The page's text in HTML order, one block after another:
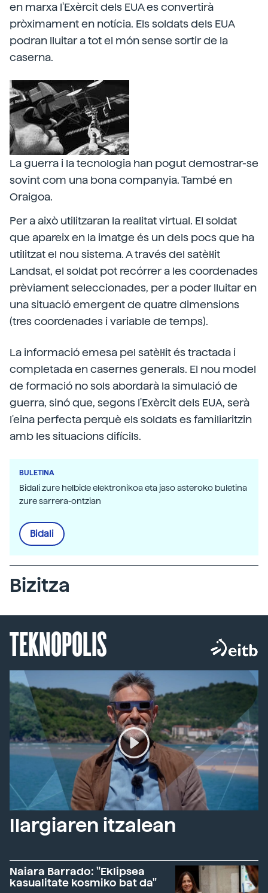
en marxa l'Exèrcit dels EUA es convertirà
pròximament en notícia. Els soldats dels EUA
podran lluitar a tot el món sense sortir de la
caserna.
La guerra i la tecnologia han pogut demostrar-se
sovint com una bona companyia. També en
Oraigoa.
Per a això utilitzaran la realitat virtual. El soldat
que apareix en la imatge és un dels pocs que ha
utilitzat el nou sistema. A través del satèl·lit
Landsat, el soldat pot recórrer a les coordenades
prèviament seleccionades, per a poder lluitar en
una situació emergent de quatre dimensions
(tres coordenades i variable de temps).
La informació emesa pel satèl·lit és tractada i
completada en casernes generals. El nou model
de formació no sols abordarà la simulació de
guerra, sinó que, segons l'Exèrcit dels EUA, serà
l'eina perfecta perquè els soldats es familiaritzin
amb les situacions difícils.
BULETINA
Bidali zure helbide elektronikoa eta jaso asteroko buletina
zure sarrera-ontzian
Bidali
Bizitza
TEKNOPOLIS
Ilargiaren itzalean
Naiara Barrado: "Eklipsea
kasualitate kosmiko bat da"